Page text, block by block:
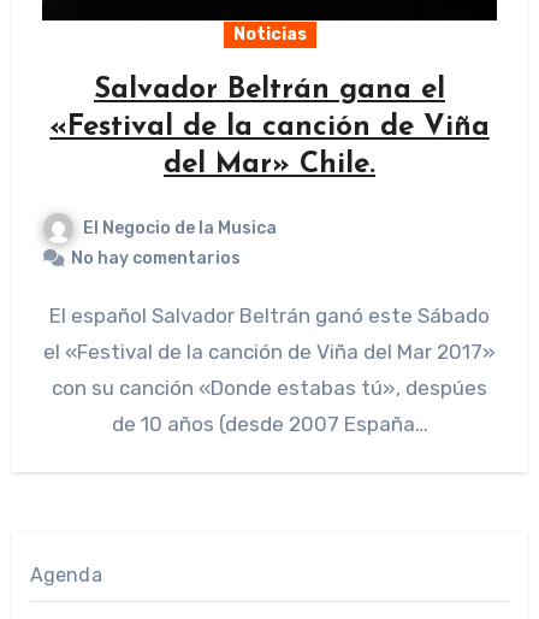
Noticias
Salvador Beltrán gana el
«Festival de la canción de Viña
del Mar» Chile.
El Negocio de la Musica
No hay comentarios
El español Salvador Beltrán ganó este Sábado
el «Festival de la canción de Viña del Mar 2017»
con su canción «Donde estabas tú», despúes
de 10 años (desde 2007 España…
Agenda